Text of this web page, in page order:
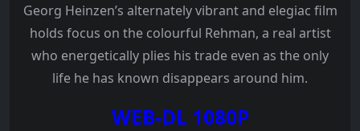
Georg Heinzen’s alternately vibrant and elegiac film
holds focus on the colourful Rehman, a real artist
who energetically plies his trade even as the only
life he has known disappears around him.
WEB-DL 1080P